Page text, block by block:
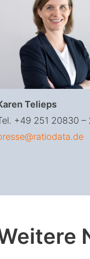
Telieps
+49 251 20830 –